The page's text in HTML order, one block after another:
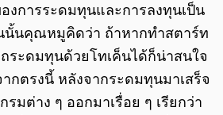
การระดมทุนและการลงทุนเป็น
นคุณหมูคิดว่า ถ้าหากทำสตาร์ท
ระดมทุนด้วยโทเค็นได้ก็น่าสนใจ
กตรงนี้ หลังจากระดมทุนมาเสร็จ
มต่าง ๆ ออกมาเรื่อย ๆ เรียกว่า